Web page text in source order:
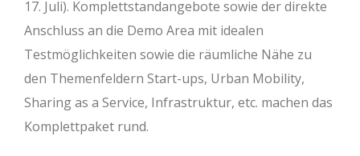
17. Juli). Komplettstandangebote sowie der direkte
Anschluss an die Demo Area mit idealen
Testmöglichkeiten sowie die räumliche Nähe zu
den Themenfeldern Start-ups, Urban Mobility,
Sharing as a Service, Infrastruktur, etc. machen das
Komplettpaket rund.